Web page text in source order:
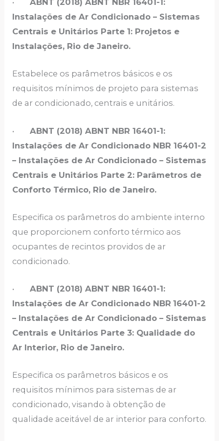
•ABNT (2018) ABNT NBR 16401-1:
Instalações de Ar Condicionado – Sistemas
Centrais e Unitários Parte 1: Projetos e
Instalações, Rio de Janeiro.
Estabelece os parâmetros básicos e os
requisitos mínimos de projeto para sistemas
de ar condicionado, centrais e unitários.
•ABNT (2018) ABNT NBR 16401-1:
Instalações de Ar Condicionado NBR 16401-2
– Instalações de Ar Condicionado – Sistemas
Centrais e Unitários Parte 2: Parâmetros de
Conforto Térmico, Rio de Janeiro.
Especifica os parâmetros do ambiente interno
que proporcionem conforto térmico aos
ocupantes de recintos providos de ar
condicionado.
•ABNT (2018) ABNT NBR 16401-1:
Instalações de Ar Condicionado NBR 16401-2
– Instalações de Ar Condicionado – Sistemas
Centrais e Unitários Parte 3: Qualidade do
Ar Interior, Rio de Janeiro.
Especifica os parâmetros básicos e os
requisitos mínimos para sistemas de ar
condicionado, visando à obtenção de
qualidade aceitável de ar interior para conforto.